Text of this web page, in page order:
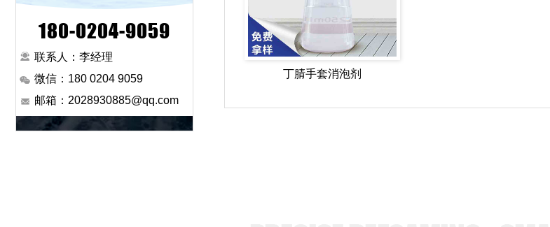
180-0204-9059
联系人：李经理
微信：180 0204 9059
邮箱：2028930885@qq.com
丁腈手套消泡剂